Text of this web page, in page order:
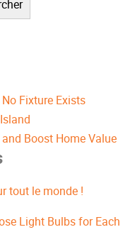
Fixture Exists
Boost Home Value
tout le monde !
Light Bulbs for Each